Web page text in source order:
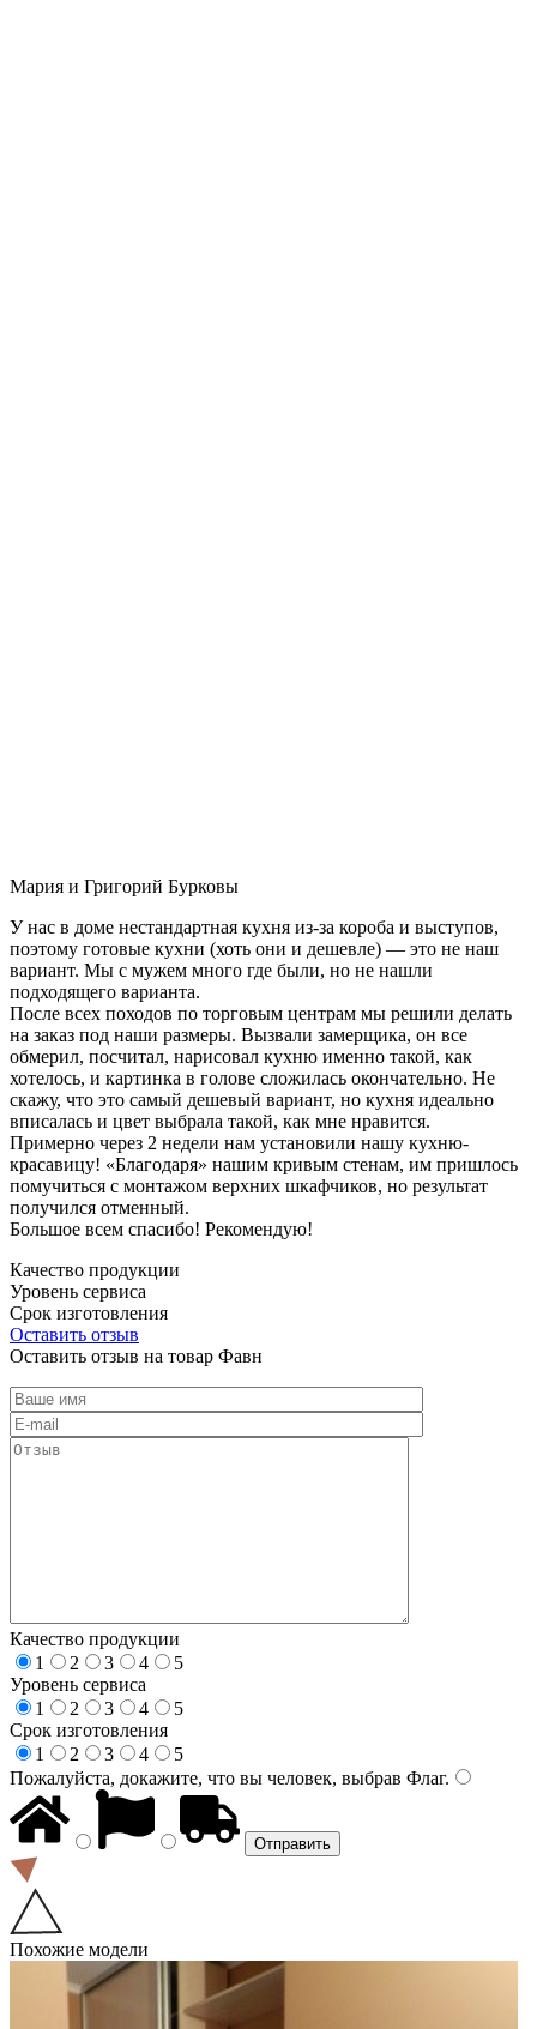
Мария и Григорий Бурковы
У нас в доме нестандартная кухня из-за короба и выступов,
поэтому готовые кухни (хоть они и дешевле) — это не наш
вариант. Мы с мужем много где были, но не нашли
подходящего варианта.
После всех походов по торговым центрам мы решили делать
на заказ под наши размеры. Вызвали замерщика, он все
обмерил, посчитал, нарисовал кухню именно такой, как
хотелось, и картинка в голове сложилась окончательно. Не
скажу, что это самый дешевый вариант, но кухня идеально
вписалась и цвет выбрала такой, как мне нравится.
Примерно через 2 недели нам установили нашу кухню-
красавицу! «Благодаря» нашим кривым стенам, им пришлось
помучиться с монтажом верхних шкафчиков, но результат
получился отменный.
Большое всем спасибо! Рекомендую!
Качество продукции
Уровень сервиса
Срок изготовления
Оставить отзыв
Оставить отзыв на товар Фавн
Качество продукции
1
2 3 4
5
Уровень сервиса
1
2 3 4
5
Срок изготовления
1
2 3 4
5
Пожалуйста, докажите, что вы человек, выбрав Флаг.
Похожие модели